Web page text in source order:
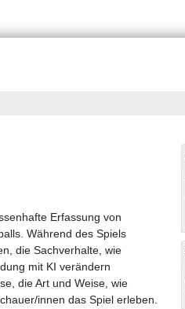
Erfassung von
Während des Spiels
die Sachverhalte, wie
mit KI verändern
die Art und Weise, wie
innen das Spiel erleben.